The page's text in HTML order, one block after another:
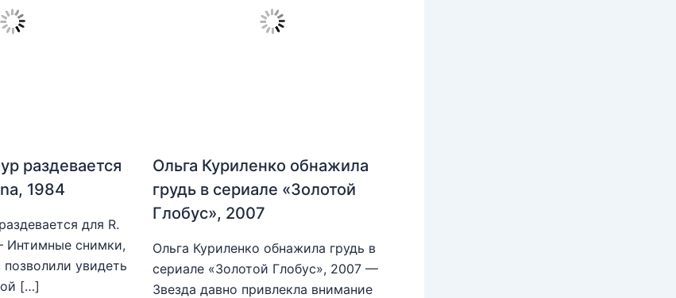
раздевается
1984
для R.
Интимные снимки,
увидеть
[…]
Ольга Куриленко обнажила
грудь в сериале «Золотой
Глобус», 2007
Ольга Куриленко обнажила грудь в
сериале «Золотой Глобус», 2007 —
Звезда давно привлекла внимание